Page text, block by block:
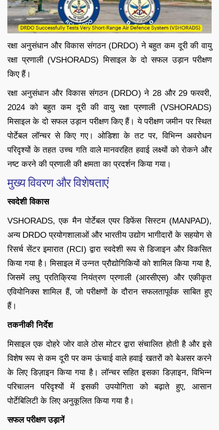
रक्षा अनुसंधान और विकास संगठन (DRDO) ने बहुत कम दूरी की वायु
रक्षा प्रणाली (VSHORADS) मिसाइल के दो सफल उड़ान परीक्षण
किए हैं।
रक्षा अनुसंधान और विकास संगठन (DRDO) ने 28 और 29 फरवरी,
2024 को बहुत कम दूरी की वायु रक्षा प्रणाली (VSHORADS)
मिसाइल के दो सफल उड़ान परीक्षण किए हैं। ये परीक्षण जमीन पर स्थित
पोर्टेबल लॉन्चर से किए गए। ओडिशा के तट पर, विभिन्न अवरोधन
परिदृश्यों के तहत उच्च गति वाले मानवरहित हवाई लक्ष्यों को रोकने और
नष्ट करने की प्रणाली की क्षमता का प्रदर्शन किया गया।
मुख्य विवरण और विशेषताएं
स्वदेशी विकास
VSHORADS, एक मैन पोर्टेबल एयर डिफेंस सिस्टम (MANPAD),
अन्य DRDO प्रयोगशालाओं और भारतीय उद्योग भागीदारों के सहयोग से
रिसर्च सेंटर इमारात (RCI) द्वारा स्वदेशी रूप से डिजाइन और विकसित
किया गया है। मिसाइल में उन्नत प्रौद्योगिकियों को शामिल किया गया है,
जिसमें लघु प्रतिक्रिया नियंत्रण प्रणाली (आरसीएस) और एकीकृत
एवियोनिक्स शामिल हैं, जो परीक्षणों के दौरान सफलतापूर्वक साबित हुए
हैं।
तकनीकी निर्देश
मिसाइल एक दोहरे जोर वाले ठोस मोटर द्वारा संचालित होती है और इसे
विशेष रूप से कम दूरी पर कम ऊंचाई वाले हवाई खतरों को बेअसर करने
के लिए डिज़ाइन किया गया है। लॉन्चर सहित इसका डिज़ाइन, विभिन्न
परिचालन परिदृश्यों में इसकी उपयोगिता को बढ़ाते हुए, आसान
पोर्टेबिलिटी के लिए अनुकूलित किया गया है।
सफल परीक्षण उड़ानें